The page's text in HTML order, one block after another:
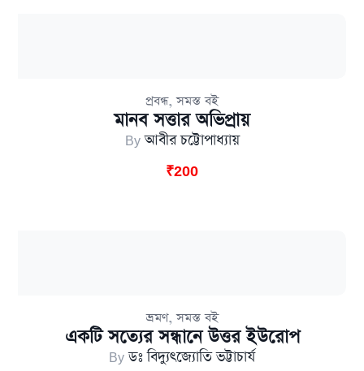
প্রবন্ধ,সমস্ত বই
মানব সত্তার অভিপ্রায়
Byআবীর চট্টোপাধ্যায়
₹200
ভ্রমণ,সমস্ত বই
একটি সত্যের সন্ধানে উত্তর ইউরোপ
Byডঃ বিদ্যুৎজ্যোতি ভট্টাচার্য